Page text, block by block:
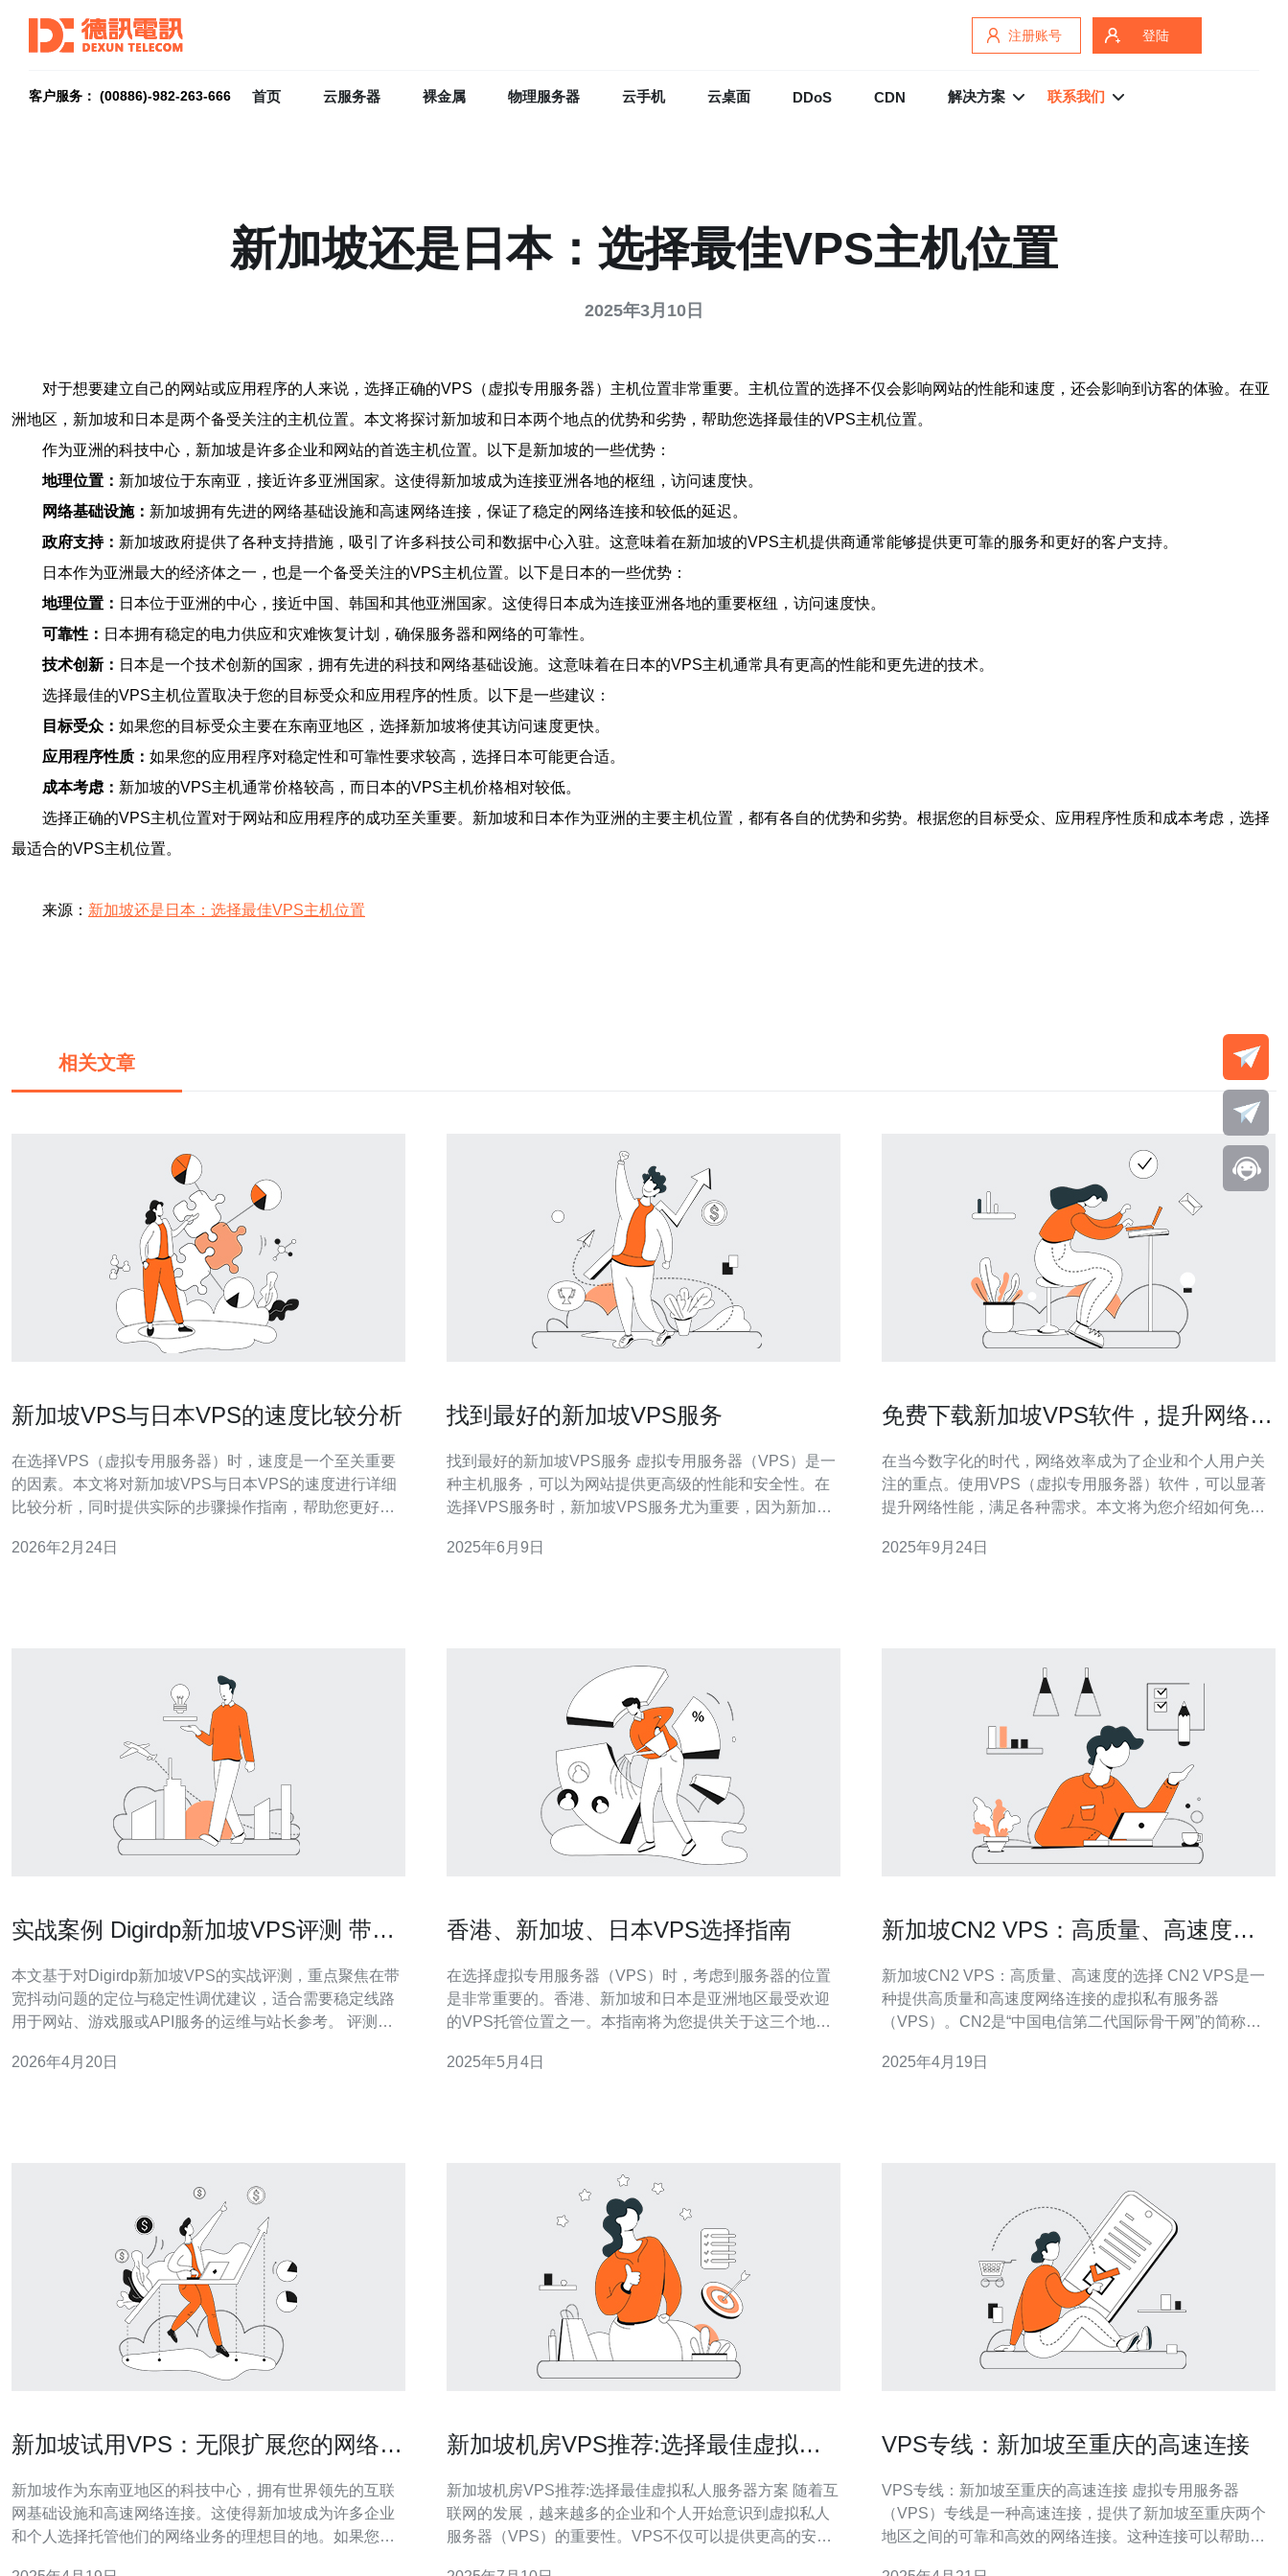
注册账号 登陆
客户服务： (00886)-982-263-666 首页 云服务器 裸金属 物理服务器 云手机 云桌面 DDoS CDN 解决方案 联系我们
新加坡还是日本：选择最佳VPS主机位置
2025年3月10日
对于想要建立自己的网站或应用程序的人来说，选择正确的VPS（虚拟专用服务器）主机位置非常重要。主机位置的选择不仅会影响网站的性能和速度，还会影响到访客的体验。在亚
洲地区，新加坡和日本是两个备受关注的主机位置。本文将探讨新加坡和日本两个地点的优势和劣势，帮助您选择最佳的VPS主机位置。
作为亚洲的科技中心，新加坡是许多企业和网站的首选主机位置。以下是新加坡的一些优势：
地理位置： 新加坡位于东南亚，接近许多亚洲国家。这使得新加坡成为连接亚洲各地的枢纽，访问速度快。
网络基础设施： 新加坡拥有先进的网络基础设施和高速网络连接，保证了稳定的网络连接和较低的延迟。
政府支持： 新加坡政府提供了各种支持措施，吸引了许多科技公司和数据中心入驻。这意味着在新加坡的VPS主机提供商通常能够提供更可靠的服务和更好的客户支持。
日本作为亚洲最大的经济体之一，也是一个备受关注的VPS主机位置。以下是日本的一些优势：
地理位置： 日本位于亚洲的中心，接近中国、韩国和其他亚洲国家。这使得日本成为连接亚洲各地的重要枢纽，访问速度快。
可靠性： 日本拥有稳定的电力供应和灾难恢复计划，确保服务器和网络的可靠性。
技术创新： 日本是一个技术创新的国家，拥有先进的科技和网络基础设施。这意味着在日本的VPS主机通常具有更高的性能和更先进的技术。
选择最佳的VPS主机位置取决于您的目标受众和应用程序的性质。以下是一些建议：
目标受众： 如果您的目标受众主要在东南亚地区，选择新加坡将使其访问速度更快。
应用程序性质： 如果您的应用程序对稳定性和可靠性要求较高，选择日本可能更合适。
成本考虑： 新加坡的VPS主机通常价格较高，而日本的VPS主机价格相对较低。
选择正确的VPS主机位置对于网站和应用程序的成功至关重要。新加坡和日本作为亚洲的主要主机位置，都有各自的优势和劣势。根据您的目标受众、应用程序性质和成本考虑，选择
最适合的VPS主机位置。
来源： 新加坡还是日本：选择最佳VPS主机位置
相关文章
新加坡VPS与日本VPS的速度比较分析
在选择VPS（虚拟专用服务器）时，速度是一个至关重要
的因素。本文将对新加坡VPS与日本VPS的速度进行详细
比较分析，同时提供实际的步骤操作指南，帮助您更好地
置优越，东南亚的中心位置使其成为许多国际流量的交汇
2026年2月24日
找到最好的新加坡VPS服务
找到最好的新加坡VPS服务 虚拟专用服务器（VPS）是一
种主机服务，可以为网站提供更高级的性能和安全性。在
选择VPS服务时，新加坡VPS服务尤为重要，因为新加坡
联网连接。 在选择最好的新加坡VPS服务时，有几个关键
2025年6月9日
免费下载新加坡VPS软件，提升网络效
在当今数字化的时代，网络效率成为了企业和个人用户关
注的重点。使用VPS（虚拟专用服务器）软件，可以显著
提升网络性能，满足各种需求。本文将为您介绍如何免费
——德讯电讯，助您提升网络效率。 为什么选择新加坡
2025年9月24日
实战案例 Digirdp新加坡VPS评测 带宽
本文基于对Digirdp新加坡VPS的实战评测，重点聚焦在带
宽抖动问题的定位与稳定性调优建议，适合需要稳定线路
用于网站、游戏服或API服务的运维与站长参考。 评测环
ping、mtr、iperf3和smokeping，测试时段覆盖高峰与非高
2026年4月20日
香港、新加坡、日本VPS选择指南
在选择虚拟专用服务器（VPS）时，考虑到服务器的位置
是非常重要的。香港、新加坡和日本是亚洲地区最受欢迎
的VPS托管位置之一。本指南将为您提供关于这三个地区
中心，已经成为许多企业和个人的首选VPS托管位置。以
2025年5月4日
新加坡CN2 VPS：高质量、高速度的
新加坡CN2 VPS：高质量、高速度的选择 CN2 VPS是一
种提供高质量和高速度网络连接的虚拟私有服务器
（VPS）。CN2是“中国电信第二代国际骨干网”的简称，
与中国电信的直接连接，为用户提供了更快、更稳定的网
2025年4月19日
新加坡试用VPS：无限扩展您的网络业
新加坡作为东南亚地区的科技中心，拥有世界领先的互联
网基础设施和高速网络连接。这使得新加坡成为许多企业
和个人选择托管他们的网络业务的理想目的地。如果您正
新加坡机房VPS推荐:选择最佳虚拟私
新加坡机房VPS推荐:选择最佳虚拟私人服务器方案 随着互
联网的发展，越来越多的企业和个人开始意识到虚拟私人
服务器（VPS）的重要性。VPS不仅可以提供更高的安全
VPS专线：新加坡至重庆的高速连接
VPS专线：新加坡至重庆的高速连接 虚拟专用服务器
（VPS）专线是一种高速连接，提供了新加坡至重庆两个
地区之间的可靠和高效的网络连接。这种连接可以帮助用